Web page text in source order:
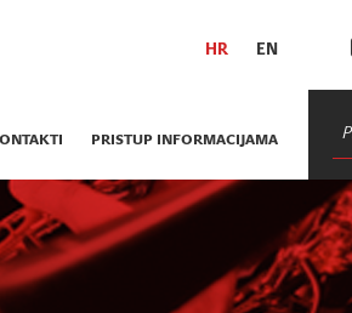
HR EN
PRISTUP INFORMACIJAMA